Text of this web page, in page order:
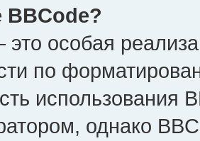
BBCode?
особая
по
использования
однако